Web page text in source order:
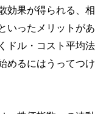
効果が得られる、相
いったメリットがあ
ドル・コスト平均法
めるにはうってつけ